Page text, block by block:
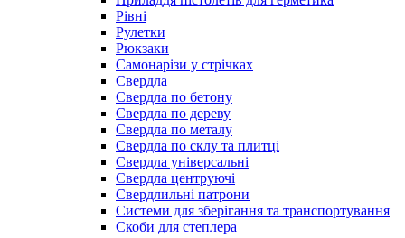
Рівні
Рулетки
Рюкзаки
Самонарізи у стрічках
Свердла
Свердла по бетону
Свердла по дереву
Свердла по металу
Свердла по склу та плитці
Свердла універсальні
Свердла центруючі
Свердлильні патрони
Системи для зберігання та транспортування
Скоби для степлера